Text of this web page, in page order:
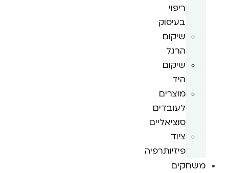
ריפוי
בעיסוק
שיקום
הרגל
שיקום
היד
מוצרים
לעובדים
סוציאליים
ציוד
פיזיותרפיה
משחקים